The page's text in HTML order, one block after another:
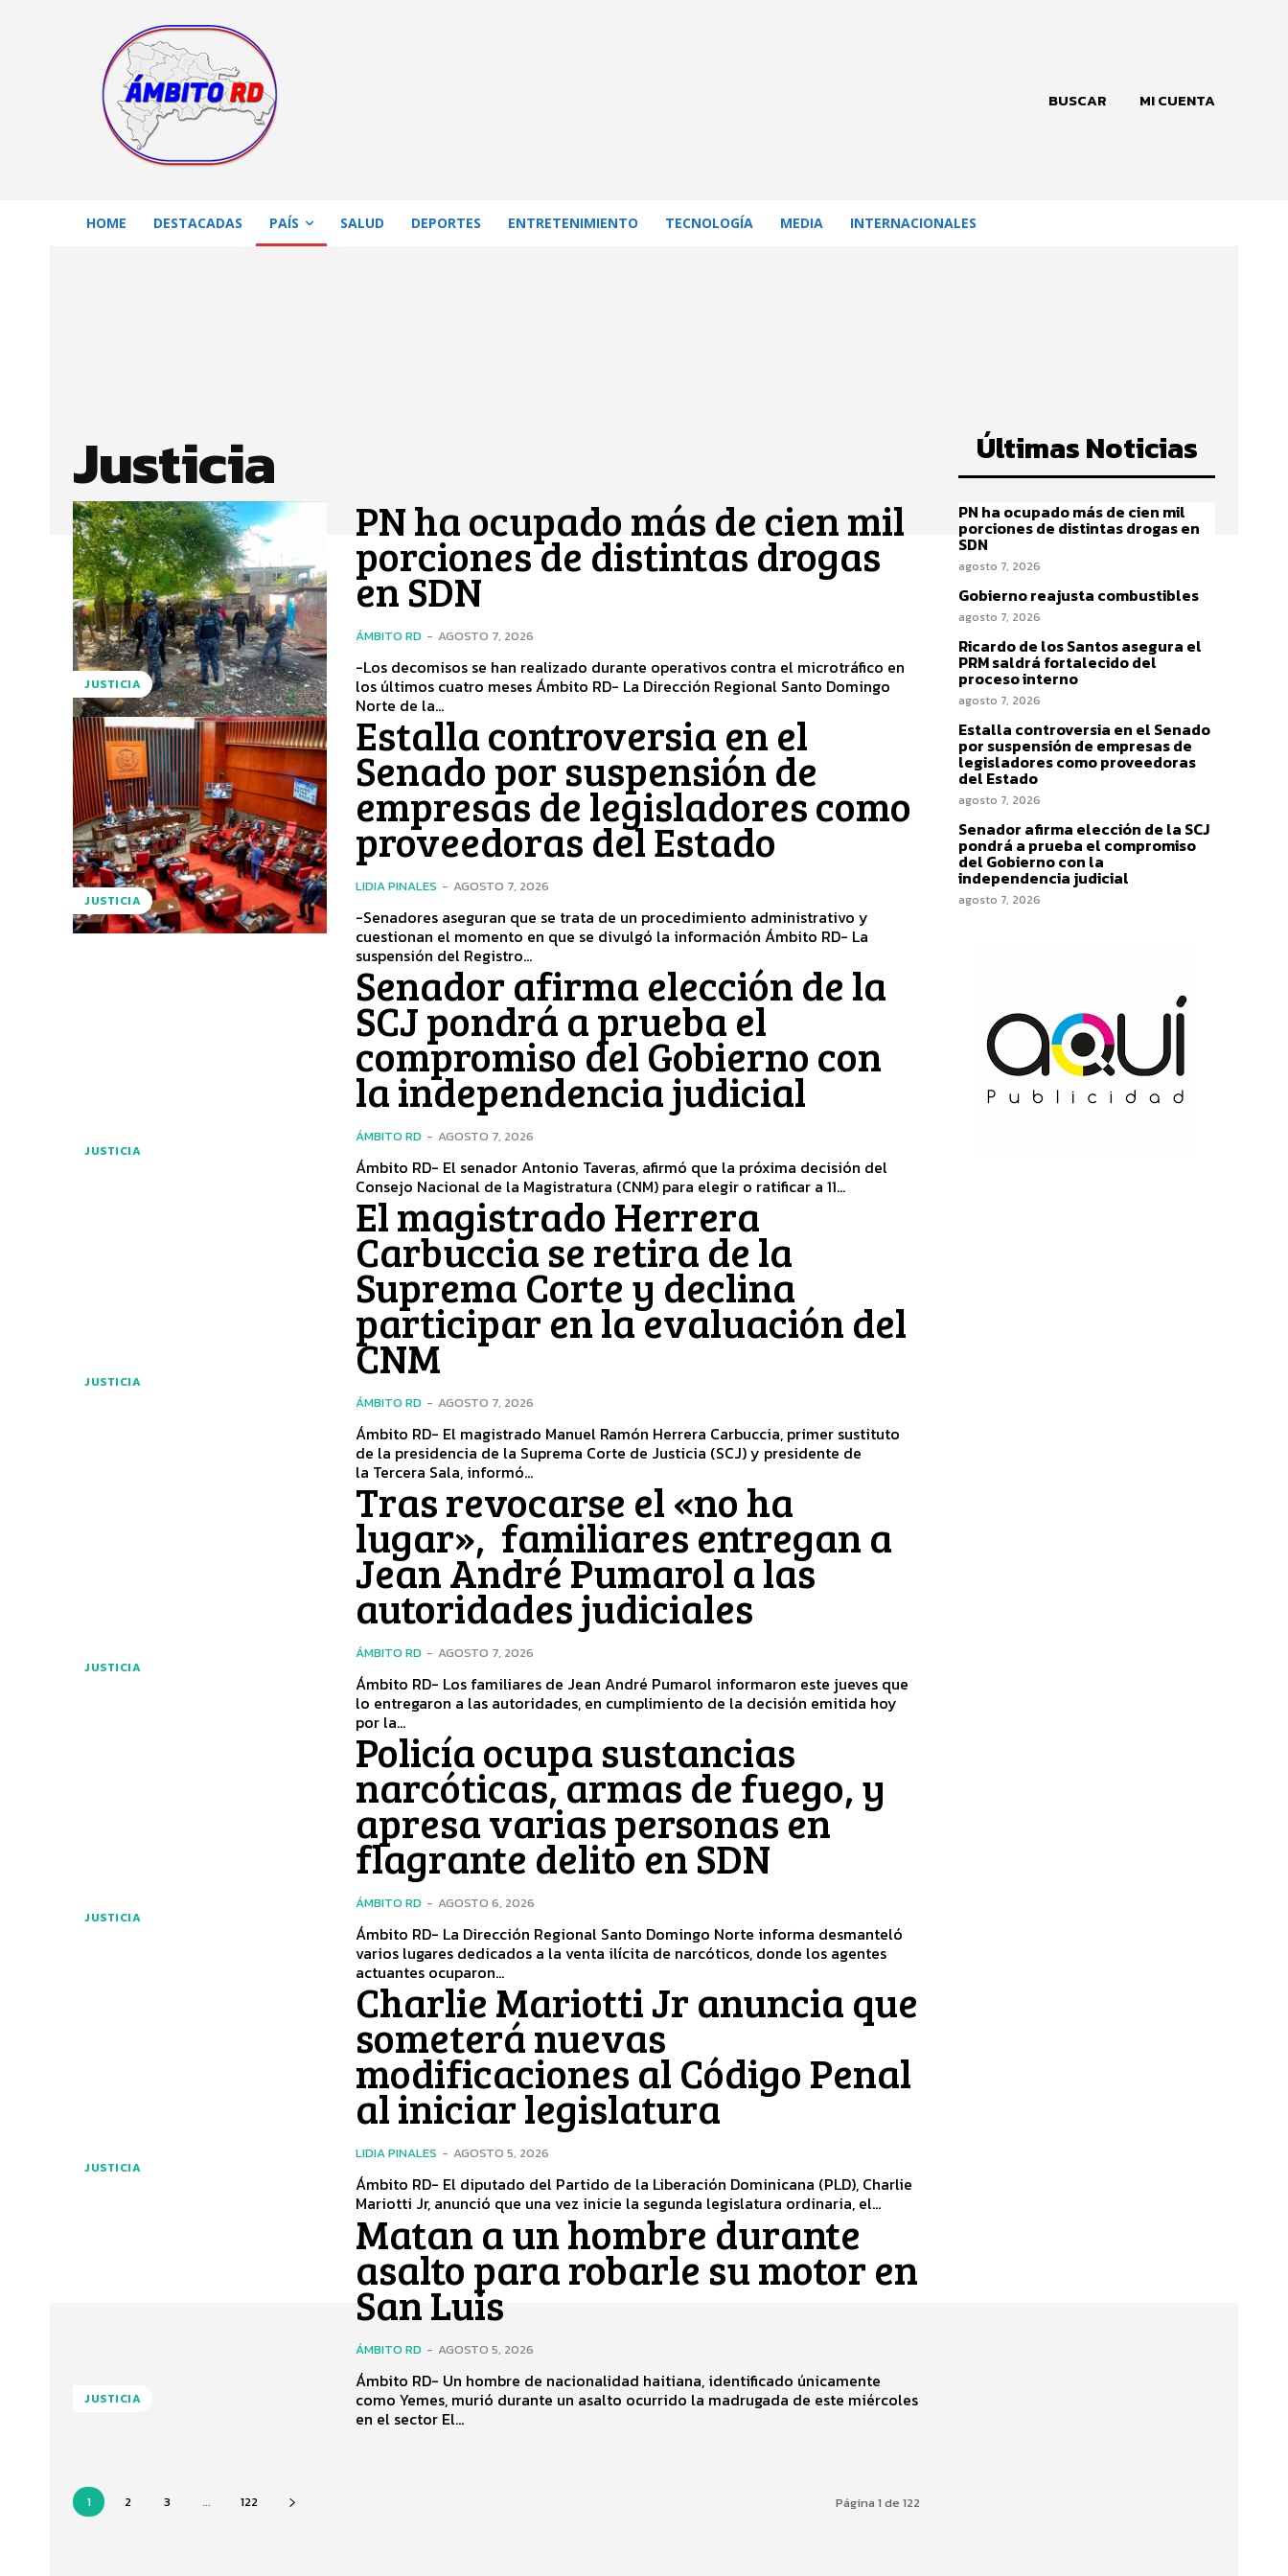
BUSCAR MI CUENTA
HOME DESTACADAS PAÍS SALUD DEPORTES ENTRETENIMIENTO TECNOLOGÍA MEDIA INTERNACIONALES
Justicia
JUSTICIA
PN ha ocupado más de cien mil
porciones de distintas drogas
en SDN
ÁMBITO RD - AGOSTO 7, 2026
-Los decomisos se han realizado durante operativos contra el microtráfico en
los últimos cuatro meses Ámbito RD- La Dirección Regional Santo Domingo
Norte de la...
JUSTICIA
Estalla controversia en el
Senado por suspensión de
empresas de legisladores como
proveedoras del Estado
LIDIA PINALES - AGOSTO 7, 2026
-Senadores aseguran que se trata de un procedimiento administrativo y
cuestionan el momento en que se divulgó la información Ámbito RD- La
suspensión del Registro...
JUSTICIA
Senador afirma elección de la
SCJ pondrá a prueba el
compromiso del Gobierno con
la independencia judicial
ÁMBITO RD - AGOSTO 7, 2026
Ámbito RD- El senador Antonio Taveras, afirmó que la próxima decisión del
Consejo Nacional de la Magistratura (CNM) para elegir o ratificar a 11...
JUSTICIA
El magistrado Herrera
Carbuccia se retira de la
Suprema Corte y declina
participar en la evaluación del
CNM
ÁMBITO RD - AGOSTO 7, 2026
Ámbito RD- El magistrado Manuel Ramón Herrera Carbuccia, primer sustituto
de la presidencia de la Suprema Corte de Justicia (SCJ) y presidente de
la Tercera Sala, informó...
JUSTICIA
Tras revocarse el «no ha
lugar», familiares entregan a
Jean André Pumarol a las
autoridades judiciales
ÁMBITO RD - AGOSTO 7, 2026
Ámbito RD- Los familiares de Jean André Pumarol informaron este jueves que
lo entregaron a las autoridades, en cumplimiento de la decisión emitida hoy
por la...
JUSTICIA
Policía ocupa sustancias
narcóticas, armas de fuego, y
apresa varias personas en
flagrante delito en SDN
ÁMBITO RD - AGOSTO 6, 2026
Ámbito RD- La Dirección Regional Santo Domingo Norte informa desmanteló
varios lugares dedicados a la venta ilícita de narcóticos, donde los agentes
actuantes ocuparon...
JUSTICIA
Charlie Mariotti Jr anuncia que
someterá nuevas
modificaciones al Código Penal
al iniciar legislatura
LIDIA PINALES - AGOSTO 5, 2026
Ámbito RD- El diputado del Partido de la Liberación Dominicana (PLD), Charlie
Mariotti Jr, anunció que una vez inicie la segunda legislatura ordinaria, el...
JUSTICIA
Matan a un hombre durante
asalto para robarle su motor en
San Luis
ÁMBITO RD - AGOSTO 5, 2026
Ámbito RD- Un hombre de nacionalidad haitiana, identificado únicamente
como Yemes, murió durante un asalto ocurrido la madrugada de este miércoles
en el sector El...
1 2 3 ... 122 Página 1 de 122
Últimas Noticias
PN ha ocupado más de cien mil
porciones de distintas drogas en
SDN
agosto 7, 2026
Gobierno reajusta combustibles
agosto 7, 2026
Ricardo de los Santos asegura el
PRM saldrá fortalecido del
proceso interno
agosto 7, 2026
Estalla controversia en el Senado
por suspensión de empresas de
legisladores como proveedoras
del Estado
agosto 7, 2026
Senador afirma elección de la SCJ
pondrá a prueba el compromiso
del Gobierno con la
independencia judicial
agosto 7, 2026